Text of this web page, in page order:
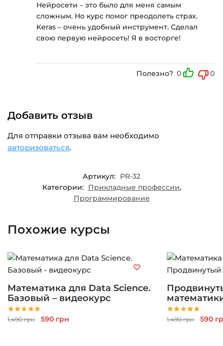
Нейросети – это было для меня самым
сложным. Но курс помог преодолеть страх.
Keras – очень удобный инструмент. Сделал
свою первую нейросеть! Я в восторге!
Полезно? 0 0
Добавить отзыв
Для отправки отзыва вам необходимо
авторизоваться.
Артикул: PR-32
Категории: Прикладные профессии,
Программирование
Похожие курсы
Математика для Data Science.
Базовый – видеокурс
1,490грн
Первоначальная
590 грн 1,490грн 590